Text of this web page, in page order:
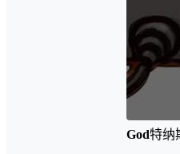
God特纳